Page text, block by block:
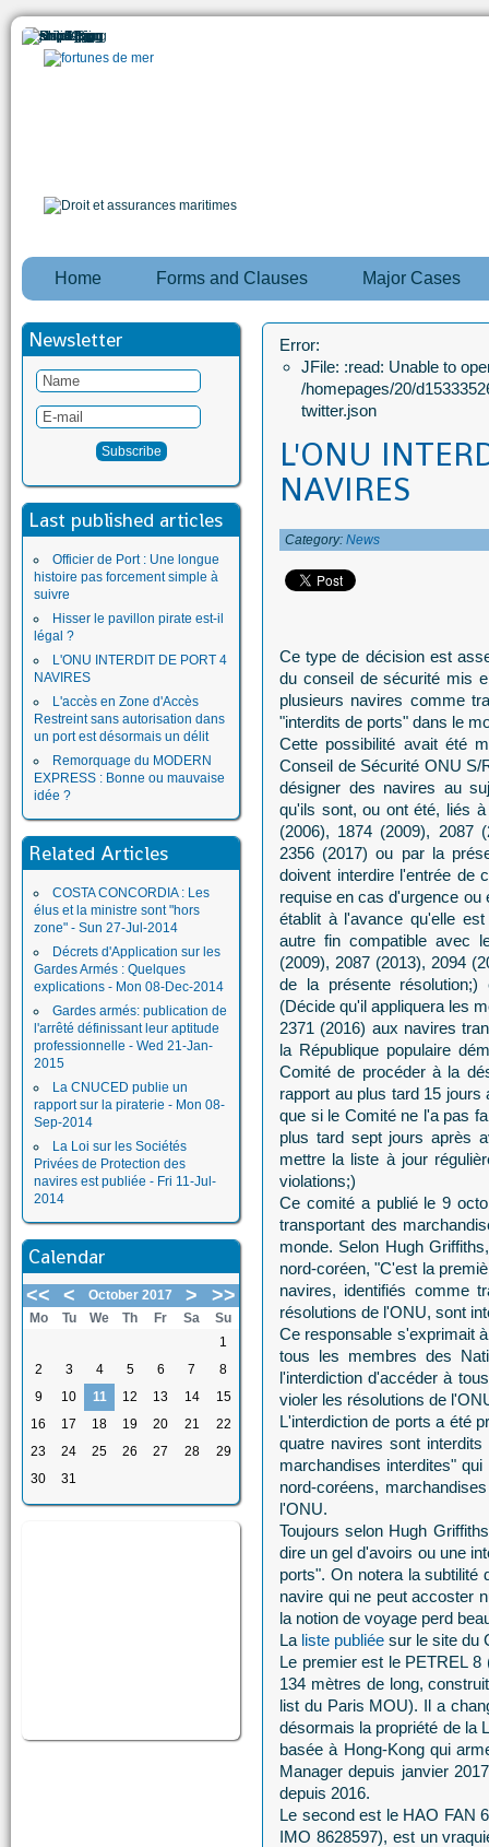
Home Forms and Clauses Major Cases
Newsletter
Last published articles
Officier de Port : Une longue
histoire pas forcement simple à
suivre
Hisser le pavillon pirate est-il
légal ?
L'ONU INTERDIT DE PORT 4
NAVIRES
L'accès en Zone d'Accès
Restreint sans autorisation dans
un port est désormais un délit
Remorquage du MODERN
EXPRESS : Bonne ou mauvaise
idée ?
Related Articles
COSTA CONCORDIA : Les
élus et la ministre sont "hors
zone" - Sun 27-Jul-2014
Décrets d'Application sur les
Gardes Armés : Quelques
explications - Mon 08-Dec-2014
Gardes armés: publication de
l'arrêté définissant leur aptitude
professionnelle - Wed 21-Jan-
2015
La CNUCED publie un
rapport sur la piraterie - Mon 08-
Sep-2014
La Loi sur les Sociétés
Privées de Protection des
navires est publiée - Fri 11-Jul-
2014
Calendar
<< < October 2017 > >>
Mo Tu We Th Fr Sa
Su
1
2
3 4 5 6 7
8
9
10 11 12 13 14
15
16
17 18 19 20 21
22
23
24 25 26 27 28
29
30
31
Error:
JFile: :read: Unable to
/homepages/20/
twitter.json
L'ONU
NAVIRES
Category: News
Ce type de décision est
du conseil de sécurité mis
plusieurs navires comme
"interdits de ports" dans le
Cette possibilité avait été
Conseil de Sécurité ONU S/
désigner des navires au
qu'ils sont, ou ont été, liés
(2006), 1874 (2009), 2087
2356 (2017) ou par la
doivent interdire l'entrée de
requise en cas d'urgence ou
établit à l'avance qu'elle
autre fin compatible avec
(2009), 2087 (2013), 2094
de la présente
(Décide qu'il appliquera les
2371 (2016) aux navires
la République populaire
Comité de procéder à la
rapport au plus tard 15 jours
que si le Comité ne l'a pas
plus tard sept jours après
mettre la liste à jour
violations;)
Ce comité a publié le 9
transportant des
monde. Selon Hugh
nord-coréen, "C'est la
navires, identifiés comme
résolutions de l'ONU, sont
Ce responsable s'exprimait
tous les membres des
l'interdiction d'accéder à
violer les résolutions de
L'interdiction de ports a été
quatre navires sont
marchandises interdites"
nord-coréens,
l'ONU.
Toujours selon Hugh
dire un gel d'avoirs ou une
ports". On notera la subtilité
navire qui ne peut accoster
la notion de voyage perd
La liste publiée sur le site du
Le premier est le PETREL
134 mètres de long,
list du Paris MOU). Il a
désormais la propriété de la
basée à Hong-Kong qui
Manager depuis janvier
depuis 2016.
Le second est le HAO FAN
IMO 8628597), est un